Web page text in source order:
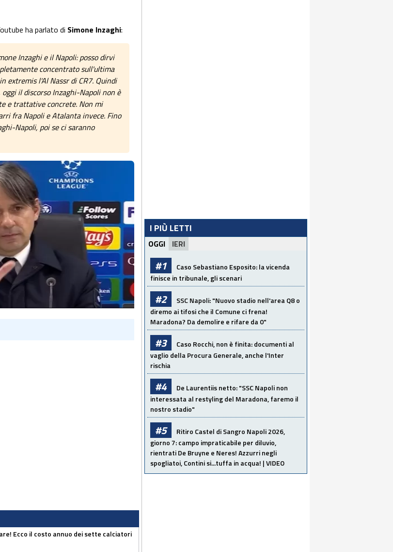
ha parlato di Simone Inzaghi:
Inzaghi e il Napoli: posso dirvi
concentrato sull'ultima
extremis l'Al Nassr di CR7. Quindi
il discorso Inzaghi-Napoli non è
e trattative concrete. Non mi
fra Napoli e Atalanta invece. Fino
Napoli, poi se ci saranno
Ecco il costo annuo dei sette calciatori
I PIÙ LETTI
OGGI IERI
#1
Caso Sebastiano Esposito: la vicenda
finisce in tribunale, gli scenari
#2
SSC Napoli: "Nuovo stadio nell'area Q8 o
diremo ai tifosi che il Comune ci frena!
Maradona? Da demolire e rifare da 0"
#3
Caso Rocchi, non è finita: documenti al
vaglio della Procura Generale, anche l'Inter
rischia
#4
De Laurentiis netto: "SSC Napoli non
interessata al restyling del Maradona, faremo il
nostro stadio"
#5
Ritiro Castel di Sangro Napoli 2026,
giorno 7: campo impraticabile per diluvio,
rientrati De Bruyne e Neres! Azzurri negli
spogliatoi, Contini si...tuffa in acqua! | VIDEO